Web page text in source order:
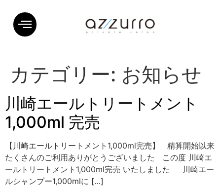
カテゴリー: お知らせ
川崎エールトリートメント
1,000ml 完売
【川崎エールトリートメント1,000ml完売】 精算開始以来
たくさんのご利用ありがとうございました この度 川崎エ
ールトリートメント1,000ml完売 いたしました 川崎エー
ルシャンプー1,000mlに […]